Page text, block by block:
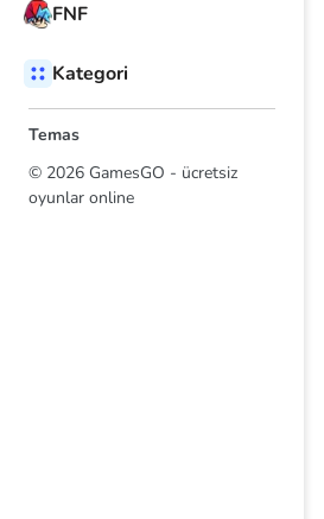
FNF
Kategori
Temas
© 2026 GamesGO - ücretsiz
oyunlar online